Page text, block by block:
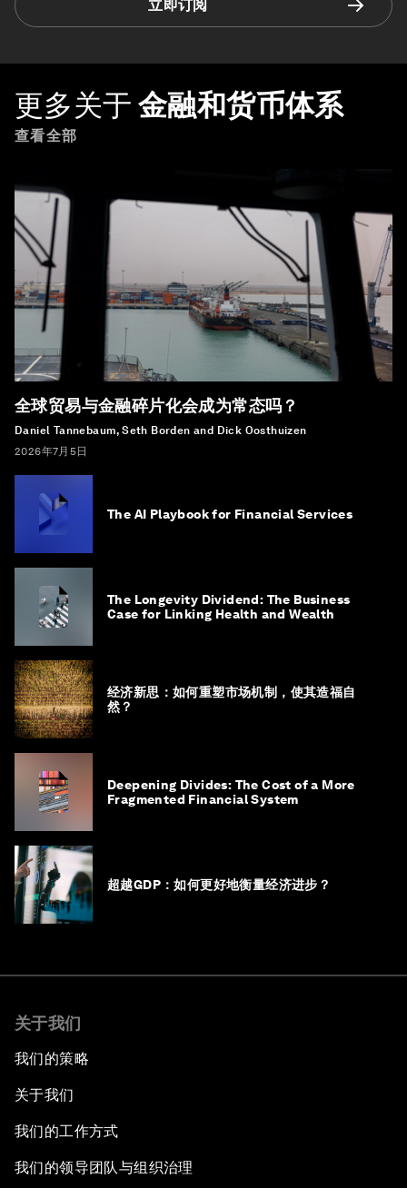
立即订阅
更多关于 金融和货币体系
查看全部
全球贸易与金融碎片化会成为常态吗？
Daniel Tannebaum, Seth Borden and Dick Oosthuizen
2026年7月5日
The AI Playbook for Financial Services
The Longevity Dividend: The Business
Case for Linking Health and Wealth
经济新思：如何重塑市场机制，使其造福自
然？
Deepening Divides: The Cost of a More
Fragmented Financial System
超越GDP：如何更好地衡量经济进步？
关于我们
我们的策略
关于我们
我们的工作方式
我们的领导团队与组织治理